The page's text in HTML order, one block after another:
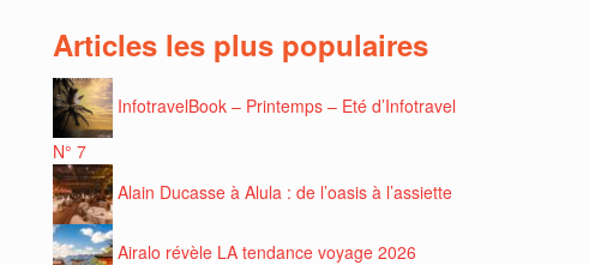
Articles les plus populaires
InfotravelBook – Printemps – Eté d’Infotravel
N° 7
Alain Ducasse à Alula : de l’oasis à l’assiette
Airalo révèle LA tendance voyage 2026